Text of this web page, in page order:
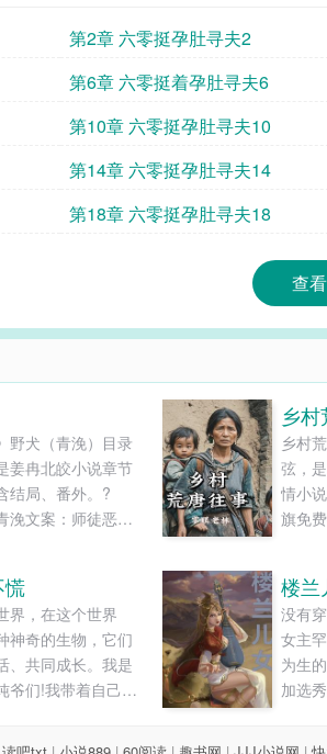
第2章 六零挺孕肚寻夫2
第6章 六零挺着孕肚寻夫6
第10章 六零挺孕肚寻夫10
第14章 六零挺孕肚寻夫14
第18章 六零挺孕肚寻夫18
查
野犬（青浼）目录
姜冉北皎小说章节
结局、番外。?
浼文案：师徒恶犬
他亲手为她加
雪刻滑圈有两位
北皎，吉林有姜
乡
乡村
弦，
情小
旗免
慌
界，在这个世界
神奇的生物，它们
、共同成长。我是
爷们!我带着自己的
发现自己变成了一
楼兰
没有
女主
为生
加选
理知